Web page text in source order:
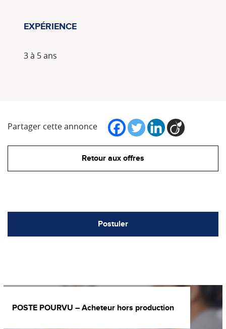
EXPÉRIENCE
3 à 5 ans
Partager cette annonce
Retour aux offres
Postuler
POSTE POURVU – Acheteur hors production